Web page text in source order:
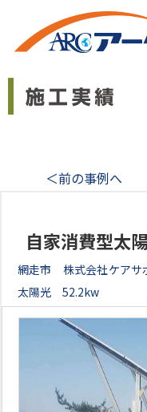
＜前の事例へ
自家消費型太
網走市 株式会社ケアサ
太陽光 52.2kw